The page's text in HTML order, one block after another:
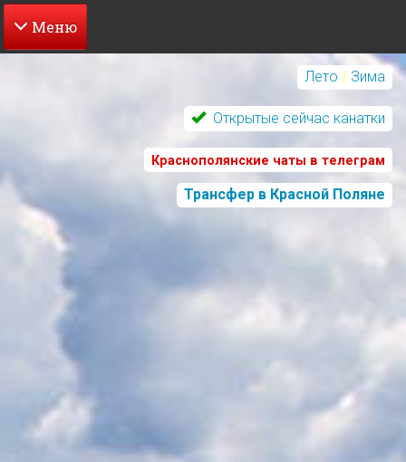
Перейти
Лето / Зима
Открытые сейчас канатки
Краснополянские чаты в телеграм
Трансфер в Красной Поляне